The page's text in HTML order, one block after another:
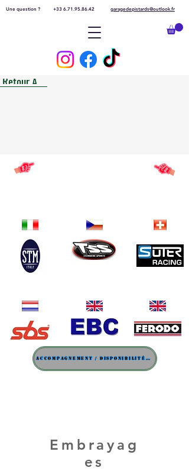
Une question ? +33 6.71.95.86.42 garagedepistards@outlook.fr
Accompagnement / Disponibilité / Prix
Em brayag
es